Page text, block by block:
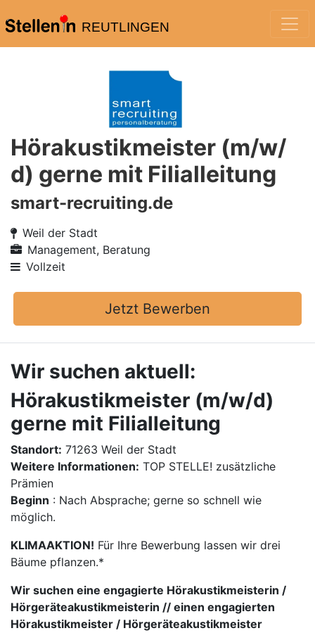
REUTLINGEN
Hörakustikmeister (m/w/
d) gerne mit Filialleitung
smart-recruiting.de
Weil der Stadt
Management, Beratung
Vollzeit
Jetzt Bewerben
Wir suchen aktuell:
Hörakustikmeister (m/w/d)
gerne mit Filialleitung
Standort: 71263 Weil der Stadt
Weitere Informationen: TOP STELLE! zusätzliche
Prämien
Beginn : Nach Absprache; gerne so schnell wie
möglich.
KLIMAAKTION! Für Ihre Bewerbung lassen wir drei
Bäume pflanzen.*
Wir suchen eine engagierte Hörakustikmeisterin /
Hörgeräteakustikmeisterin // einen engagierten
Hörakustikmeister / Hörgeräteakustikmeister